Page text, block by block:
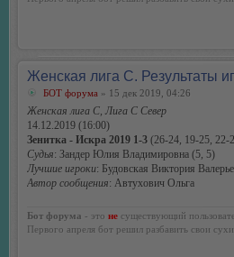
Женская лига С. Результаты
БОТ форума » 15 дек 2019, 04:26
Женская лига С, Лига С Север
14.12.2019 (16:00)
Зенитка - Искра 2019 1-3 (26-24, 19-25, 22-
Судья: Зандер Юлия Владимировна (5, 5)
Лучшие игроки: Будовская Виктория
Автор сообщения: Автухович Ольга
Бот форума - это не существующий
Первого апреля бот решил разбавить свои